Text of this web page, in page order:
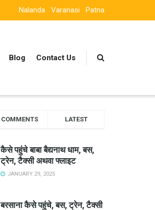
Nalanda Varanasi Patna
Blog Contact Us
COMMENTS LATEST
कैसे पहुंचे बाबा बैद्यनाथ धाम, बस,
ट्रेन, टैक्सी अथवा फ्लाइट
JANUARY 29, 2025
बरसाना कैसे पहुंचे, बस, ट्रेन, टैक्सी